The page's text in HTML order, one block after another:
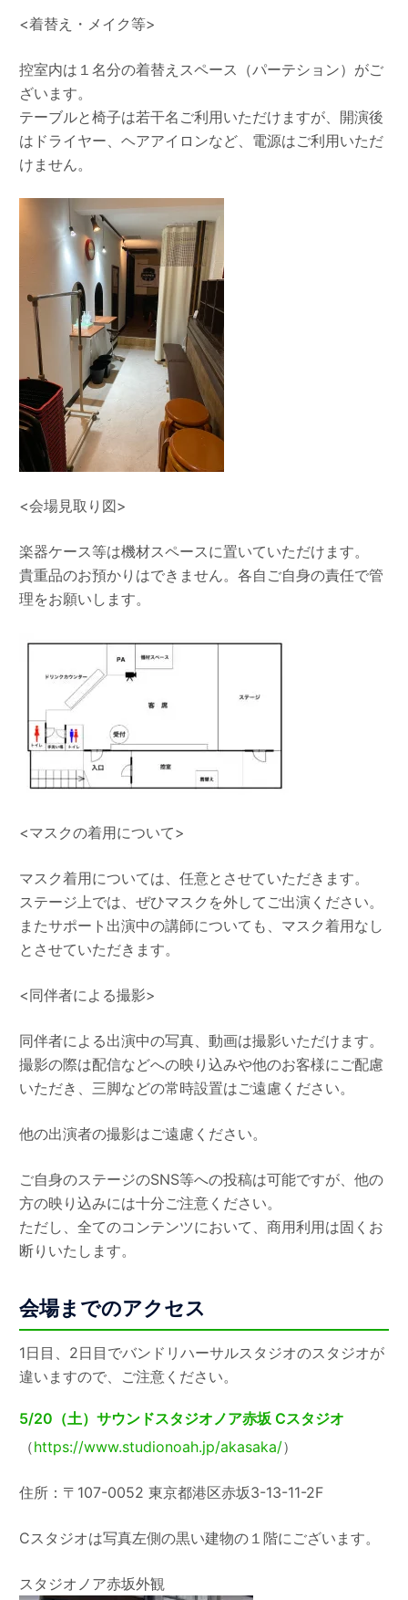
<着替え・メイク等>
控室内は１名分の着替えスペース（パーテション）がご
ざいます。
テーブルと椅子は若干名ご利用いただけますが、開演後
はドライヤー、ヘアアイロンなど、電源はご利用いただ
けません。
<会場見取り図>
楽器ケース等は機材スペースに置いていただけます。
貴重品のお預かりはできません。各自ご自身の責任で管
理をお願いします。
<マスクの着用について>
マスク着用については、任意とさせていただきます。
ステージ上では、ぜひマスクを外してご出演ください。
またサポート出演中の講師についても、マスク着用なし
とさせていただきます。
<同伴者による撮影>
同伴者による出演中の写真、動画は撮影いただけます。
撮影の際は配信などへの映り込みや他のお客様にご配慮
いただき、三脚などの常時設置はご遠慮ください。
他の出演者の撮影はご遠慮ください。
ご自身のステージのSNS等への投稿は可能ですが、他の
方の映り込みには十分ご注意ください。
ただし、全てのコンテンツにおいて、商用利用は固くお
断りいたします。
会場までのアクセス
1日目、2日目でバンドリハーサルスタジオのスタジオが
違いますので、ご注意ください。
5/20（土）サウンドスタジオノア赤坂 Cスタジオ
（https://www.studionoah.jp/akasaka/）
住所：〒107-0052 東京都港区赤坂3-13-11-2F
Cスタジオは写真左側の黒い建物の１階にございます。
スタジオノア赤坂外観